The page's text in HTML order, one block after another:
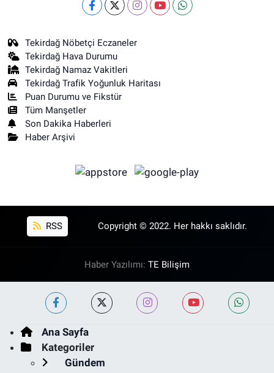
Tekirdağ Nöbetçi Eczaneler
Tekirdağ Hava Durumu
Tekirdağ Namaz Vakitleri
Tekirdağ Trafik Yoğunluk Haritası
Puan Durumu ve Fikstür
Tüm Manşetler
Son Dakika Haberleri
Haber Arşivi
RSS Copyright © 2022. Her hakkı saklıdır.
Haber Yazılımı: TE Bilişim
Ana Sayfa
Kategoriler
Gündem